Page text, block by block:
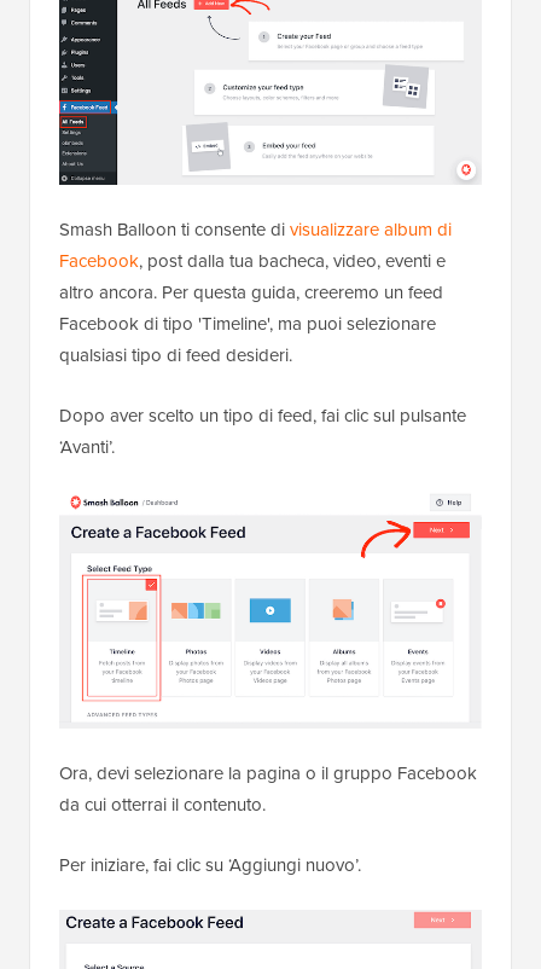
Smash Balloon ti consente divisualizzare album di
Facebook, post dalla tua bacheca, video, eventi e
altro ancora. Per questa guida, creeremo un feed
Facebook di tipo 'Timeline', ma puoi selezionare
qualsiasi tipo di feed desideri.
Dopo aver scelto un tipo di feed, fai clic sul pulsante
‘Avanti’.
Ora, devi selezionare la pagina o il gruppo Facebook
da cui otterrai il contenuto.
Per iniziare, fai clic su ‘Aggiungi nuovo’.